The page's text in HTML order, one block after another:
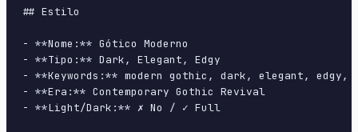
## Estilo
- **Nome:** Gótico Moderno
- **Tipo:** Dark, Elegant, Edgy
- **Keywords:** modern gothic, dark, elegant,
- **Era:** Contemporary Gothic Revival
- **Light/Dark:** ✗ No / ✓ Full